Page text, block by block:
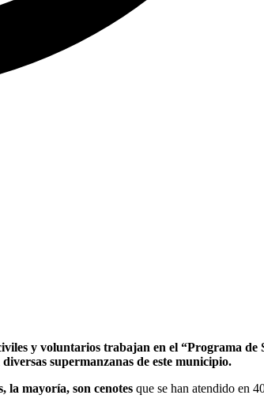
y voluntarios trabajan en el “Programa de
supermanzanas de este municipio.
la mayoría, son cenotes que se han atendido en